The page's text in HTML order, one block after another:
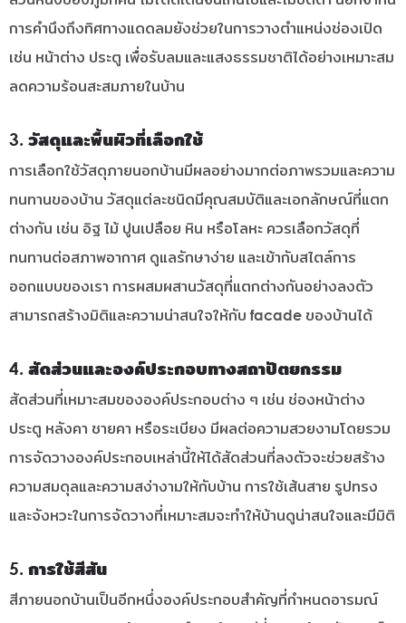
การคำนึงถึงทิศทางแดดลมยังช่วยในการวางตำแหน่งช่องเปิด
เช่น หน้าต่าง ประตู เพื่อรับลมและแสงธรรมชาติได้อย่างเหมาะสม
ลดความร้อนสะสมภายในบ้าน
3. วัสดุและพื้นผิวที่เลือกใช้
การเลือกใช้วัสดุภายนอกบ้านมีผลอย่างมากต่อภาพรวมและความ
ทนทานของบ้าน วัสดุแต่ละชนิดมีคุณสมบัติและเอกลักษณ์ที่แตก
ต่างกัน เช่น อิฐ ไม้ ปูนเปลือย หิน หรือโลหะ ควรเลือกวัสดุที่
ทนทานต่อสภาพอากาศ ดูแลรักษาง่าย และเข้ากับสไตล์การ
ออกแบบของเรา การผสมผสานวัสดุที่แตกต่างกันอย่างลงตัว
สามารถสร้างมิติและความน่าสนใจให้กับ facade ของบ้านได้
4. สัดส่วนและองค์ประกอบทางสถาปัตยกรรม
สัดส่วนที่เหมาะสมขององค์ประกอบต่าง ๆ เช่น ช่องหน้าต่าง
ประตู หลังคา ชายคา หรือระเบียง มีผลต่อความสวยงามโดยรวม
การจัดวางองค์ประกอบเหล่านี้ให้ได้สัดส่วนที่ลงตัวจะช่วยสร้าง
ความสมดุลและความสง่างามให้กับบ้าน การใช้เส้นสาย รูปทรง
และจังหวะในการจัดวางที่เหมาะสมจะทำให้บ้านดูน่าสนใจและมีมิติ
5. การใช้สีสัน
สีภายนอกบ้านเป็นอีกหนึ่งองค์ประกอบสำคัญที่กำหนดอารมณ์